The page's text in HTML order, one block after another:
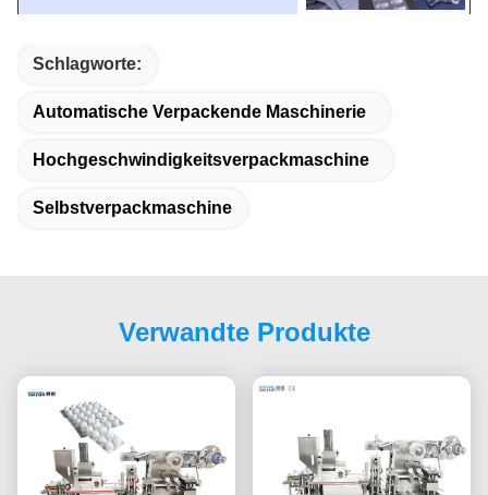
Schlagworte:
Automatische Verpackende Maschinerie
Hochgeschwindigkeitsverpackmaschine
Selbstverpackmaschine
Verwandte Produkte